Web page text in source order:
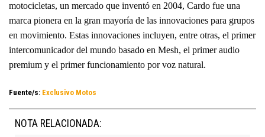
motocicletas, un mercado que inventó en 2004, Cardo fue una
marca pionera en la gran mayoría de las innovaciones para grupos
en movimiento. Estas innovaciones incluyen, entre otras, el primer
intercomunicador del mundo basado en Mesh, el primer audio
premium y el primer funcionamiento por voz natural.
Fuente/s: Exclusivo Motos
NOTA RELACIONADA: